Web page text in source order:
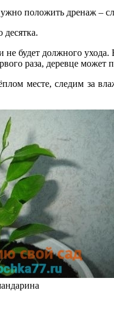
положить дренаж –
десятка.
не будет должного
раза, деревце может
месте, следим за